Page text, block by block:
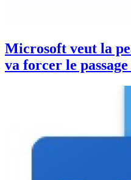
Microsoft veut la
va forcer le